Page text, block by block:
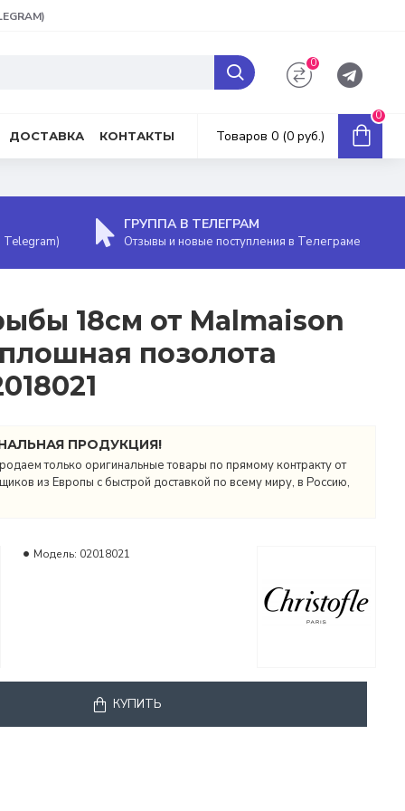
0
ДОСТАВКА КОНТАКТЫ Товаров 0 (0 руб.)
0
ГРУППА В ТЕЛЕГРАМ
Отзывы и новые поступления в Телеграме
18см от Malmaison
позолота
ПРОДУКЦИЯ!
только оригинальные товары по прямому контракту от
из Европы с быстрой доставкой по всему миру, в Россию,
Модель: 02018021
КУПИТЬ